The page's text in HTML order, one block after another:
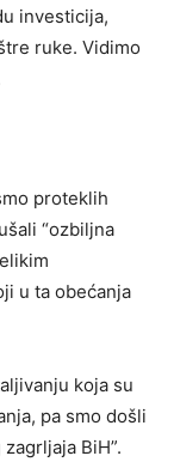
investicija,
ruke. Vidimo
proteklih
“ozbiljna
u ta obećanja
koja su
pa smo došli
BiH”.